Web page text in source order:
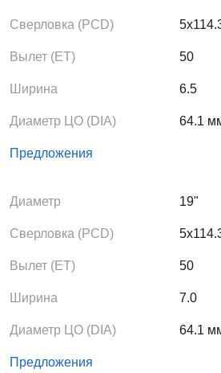
Сверловка (PCD)
Вылет (ЕТ) 50
Ширина 6.5
Диаметр ЦО (DIA) 64.1
Предложения
Диаметр 19"
Сверловка (PCD)
Вылет (ЕТ) 50
Ширина 7.0
Диаметр ЦО (DIA) 64.1
Предложения